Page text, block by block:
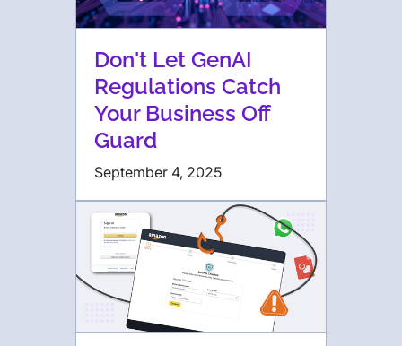
Don't Let GenAI
Regulations Catch
Your Business Off
Guard
September 4, 2025